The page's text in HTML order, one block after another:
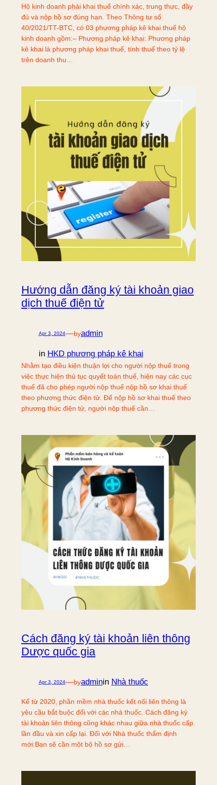
Hộ kinh doanh phải khai thuế chính xác, trung thực, đầy
đủ và nộp hồ sơ đúng hạn. Theo Thông tư số
40/2021/TT-BTC, có 03 phương pháp kê khai thuế hộ
kinh doanh gồm:– Phương pháp kê khai: Phương pháp
kê khai là phương pháp khai thuế, tính thuế theo tỷ lệ
trên doanh thu…
Hướng dẫn đăng ký tài khoản giao
dịch thuế điện tử
Apr 3, 2024—byadmin
in HKD phương pháp kê khai
Nhằm tạo điều kiện thuận lợi cho người nộp thuế trong
việc thực hiện thủ tục quyết toán thuế, hiện nay các cục
thuế đã cho phép người nộp thuế nộp hồ sơ khai thuế
theo phương thức điện tử. Để nộp hồ sơ khai thuế theo
phương thức điện tử, người nộp thuế cần…
Cách đăng ký tài khoản liên thông
Dược quốc gia
Apr 3, 2024—byadminin Nhà thuốc
Kể từ 2020, phần mềm nhà thuốc kết nối liên thông là
yêu cầu bắt buộc đối với các nhà thuốc. Cách đăng ký
tài khoản liên thông cũng khác nhau giữa nhà thuốc cấp
lần đầu và xin cấp lại. Đối với Nhà thuốc thẩm định
mới:Bạn sẽ cần một bộ hồ sơ gửi…